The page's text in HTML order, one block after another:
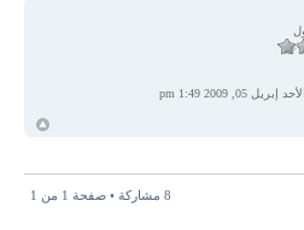
الأحد إبريل 05, 2009 1:49 pm
8 مشاركة • صفحة 1 من 1